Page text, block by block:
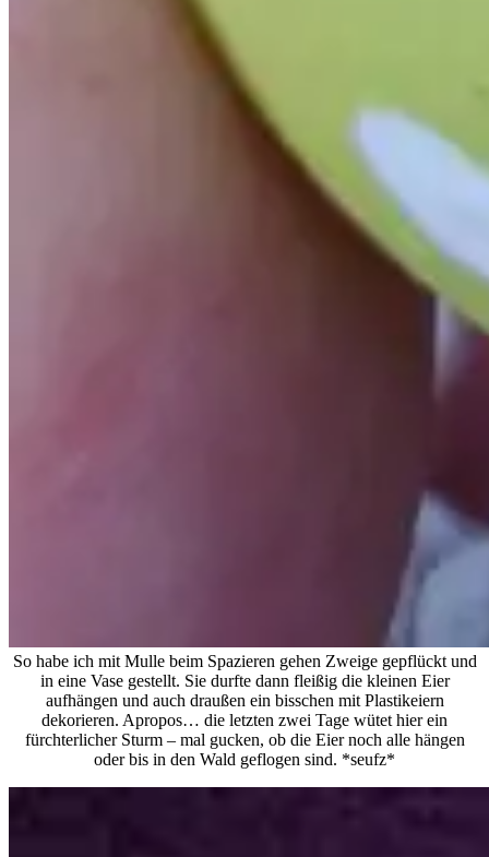
So habe ich mit Mulle beim Spazieren gehen Zweige gepflückt und
in eine Vase gestellt. Sie durfte dann fleißig die kleinen Eier
aufhängen und auch draußen ein bisschen mit Plastikeiern
dekorieren. Apropos… die letzten zwei Tage wütet hier ein
fürchterlicher Sturm – mal gucken, ob die Eier noch alle hängen
oder bis in den Wald geflogen sind. *seufz*